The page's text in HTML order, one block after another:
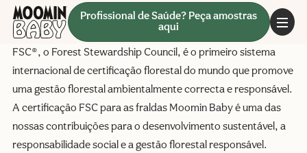
Profissional de Saúde? Peça amostras
aqui
FSC®, o Forest Stewardship Council, é o primeiro sistema
internacional de certificação florestal do mundo que promove
uma gestão florestal ambientalmente correcta e responsável.
A certificação FSC para as fraldas Moomin Baby é uma das
nossas contribuições para o desenvolvimento sustentável, a
responsabilidade social e a gestão florestal responsável.